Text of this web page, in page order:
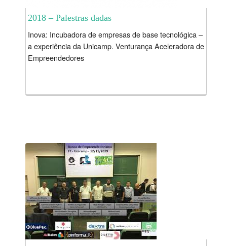
2018 – Palestras dadas
Inova: Incubadora de empresas de base tecnológica –
a experiência da Unicamp. Venturança Aceleradora de
Empreendedores